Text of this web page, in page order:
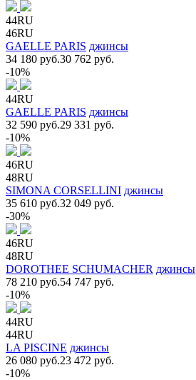
44RU
46RU
GAELLE PARIS джинсы
34 180 руб.30 762 руб.
-10%
44RU
GAELLE PARIS джинсы
32 590 руб.29 331 руб.
-10%
46RU
48RU
SIMONA CORSELLINI джинсы
35 610 руб.32 049 руб.
-30%
46RU
48RU
DOROTHEE SCHUMACHER джинсы
78 210 руб.54 747 руб.
-10%
44RU
44RU
LA PISCINE джинсы
26 080 руб.23 472 руб.
-10%